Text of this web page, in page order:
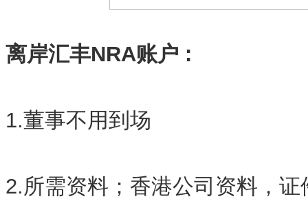
离岸汇丰NRA账户 :
1.董事不用到场
2.所需资料；香港公司资料，